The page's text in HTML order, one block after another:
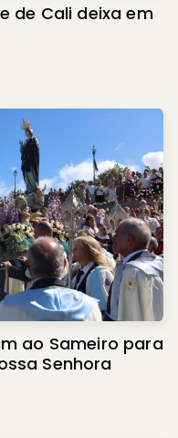
deixa em
ao Sameiro para
Senhora